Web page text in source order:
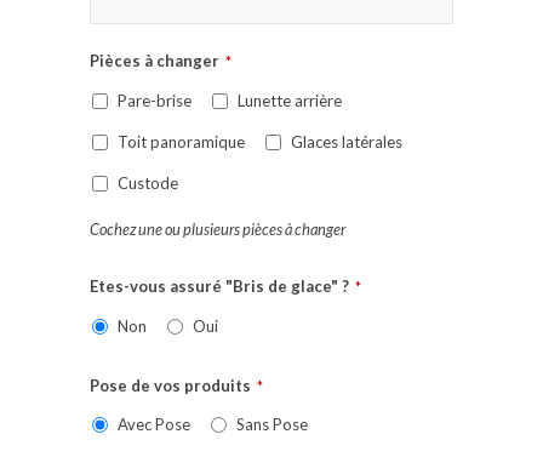
Pièces à changer *
Pare-brise Lunette arrière
Toit panoramique Glaces latérales
Custode
Cochez une ou plusieurs pièces à changer
Etes-vous assuré "Bris de glace" ? *
Non Oui
Pose de vos produits *
Avec Pose Sans Pose